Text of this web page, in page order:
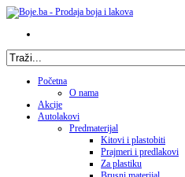
Početna
O nama
Akcije
Autolakovi
Predmaterijal
Kitovi i plastobiti
Prajmeri i predlakovi
Za plastiku